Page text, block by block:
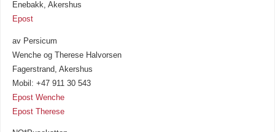
Enebakk, Akershus
Epost
av Persicum
Wenche og Therese Halvorsen
Fagerstrand, Akershus
Mobil: +47 911 30 543
Epost Wenche
Epost Therese